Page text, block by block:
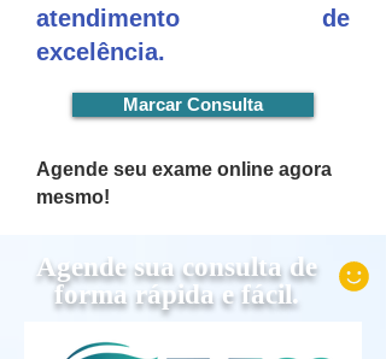
atendimento de
excelência.
Marcar Consulta
Agende seu exame online agora
mesmo!
Agende sua consulta de
forma rápida e fácil.